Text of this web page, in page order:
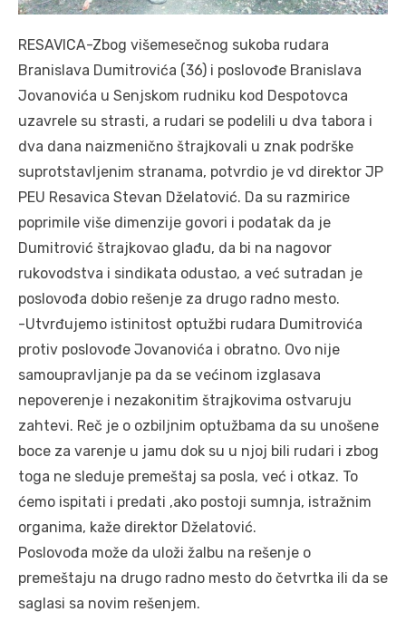
RESAVICA-Zbog višemesečnog sukoba rudara
Branislava Dumitrovića (36) i poslovođe Branislava
Jovanovića u Senjskom rudniku kod Despotovca
uzavrele su strasti, a rudari se podelili u dva tabora i
dva dana naizmenično štrajkovali u znak podrške
suprotstavljenim stranama, potvrdio je vd direktor JP
PEU Resavica Stevan Dželatović. Da su razmirice
poprimile više dimenzije govori i podatak da je
Dumitrović štrajkovao glađu, da bi na nagovor
rukovodstva i sindikata odustao, a već sutradan je
poslovođa dobio rešenje za drugo radno mesto.
-Utvrđujemo istinitost optužbi rudara Dumitrovića
protiv poslovođe Jovanovića i obratno. Ovo nije
samoupravljanje pa da se većinom izglasava
nepoverenje i nezakonitim štrajkovima ostvaruju
zahtevi. Reč je o ozbiljnim optužbama da su unošene
boce za varenje u jamu dok su u njoj bili rudari i zbog
toga ne sleduje premeštaj sa posla, već i otkaz. To
ćemo ispitati i predati ,ako postoji sumnja, istražnim
organima, kaže direktor Dželatović.
Poslovođa može da uloži žalbu na rešenje o
premeštaju na drugo radno mesto do četvrtka ili da se
saglasi sa novim rešenjem.